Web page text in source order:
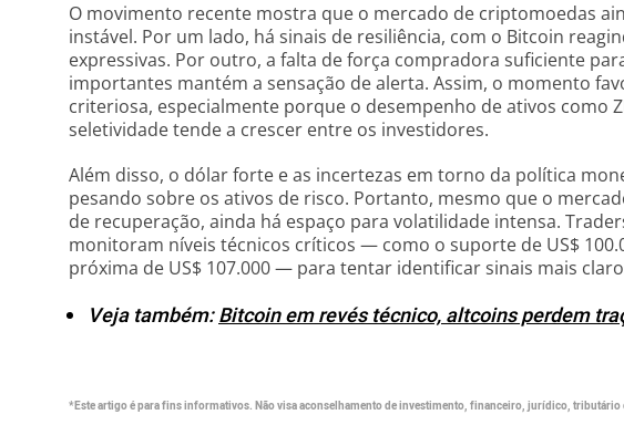
O movimento recente mostra que o mercado de criptomoedas
instável. Por um lado, há sinais de resiliência, com o Bitcoin
expressivas. Por outro, a falta de força compradora suficiente
importantes mantém a sensação de alerta. Assim, o momento
criteriosa, especialmente porque o desempenho de ativos como
seletividade tende a crescer entre os investidores.
Além disso, o dólar forte e as incertezas em torno da política
pesando sobre os ativos de risco. Portanto, mesmo que o
de recuperação, ainda há espaço para volatilidade intensa.
monitoram níveis técnicos críticos — como o suporte de US$
próxima de US$ 107.000 — para tentar identificar sinais mais
Veja também:Bitcoin em revés técnico, altcoins perdem
*Este artigo é para fins informativos. Não visa aconselhamento de investimento, financeiro, jurídico, tributário